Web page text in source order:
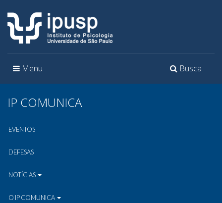
Toggle
Busca
Toggle
Menu
IP COMUNICA
EVENTOS
DEFESAS
NOTÍCIAS
O IP COMUNICA